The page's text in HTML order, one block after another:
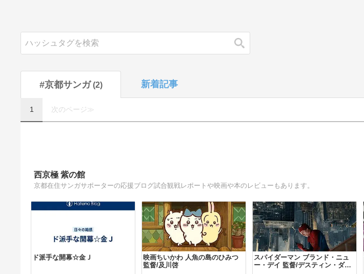
検索
#京都サンガ 2 新着記事
1 次のページ≫
西京極 紫の館
京都在住サンガサポーターの応援ブログ試合観戦レポートや映画や本のレビューもあります。
ド派手な開幕☆金Ｊ
映画ちいかわ 人魚の島のひみつ
監督/及川啓
スパイダーマン ブランド・ニュ
ー・デイ 監督/デスティン・ダニ